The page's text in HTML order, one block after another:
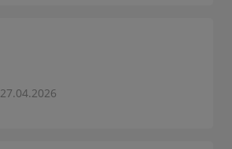
27.04.2026